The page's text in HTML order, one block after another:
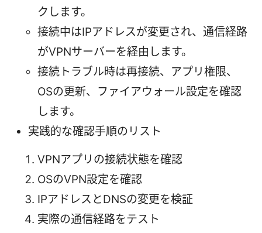
クします。
接続中はIPアドレスが変更され、通信経路
がVPNサーバーを経由します。
接続トラブル時は再接続、アプリ権限、
OSの更新、ファイアウォール設定を確認
します。
実践的な確認手順のリスト
VPNアプリの接続状態を確認
OSのVPN設定を確認
IPアドレスとDNSの変更を検証
実際の通信経路をテスト